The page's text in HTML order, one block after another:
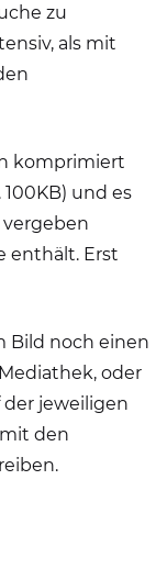
zu
als mit
komprimiert
und es
enthält. Erst
Bild noch einen
oder
jeweiligen
mit den